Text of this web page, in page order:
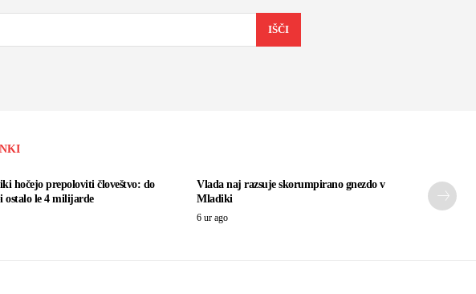
IŠČI
hočejo prepoloviti človeštvo: do
ostalo le 4 milijarde
Vlada naj razsuje skorumpirano gnezdo v
Mladiki
6 ur ago